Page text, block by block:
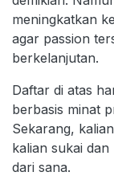
meningkatkan
agar passion
berkelanjutan.
Daftar di atas
berbasis minat
Sekarang,
kalian sukai
dari sana.